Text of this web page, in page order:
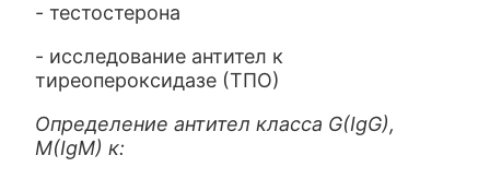
- тестостерона
- исследование антител к
тиреопероксидазе (ТПО)
Определение антител класса G(IgG),
M(IgM) к: